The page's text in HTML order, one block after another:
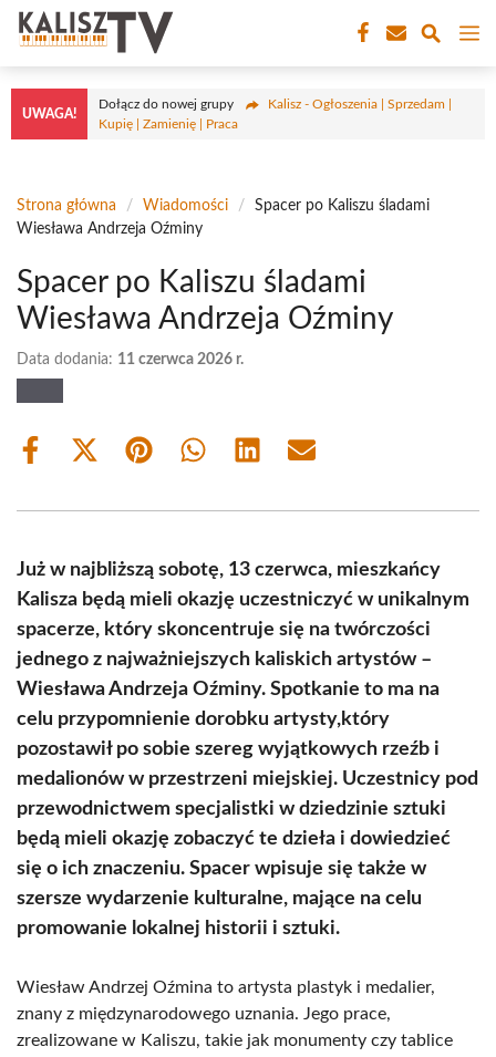
Przejdź
treści
UWAGA!
Dołącz do nowej grupy
Kalisz - Ogłoszenia | Sprzedam |
Kupię | Zamienię | Praca
Strona główna / Wiadomości /
Spacer po Kaliszu śladami
Wiesława Andrzeja Oźminy
Spacer po Kaliszu śladami
Wiesława Andrzeja Oźminy
Data dodania: 11 czerwca 2026 r.
Share
Share
(Twitter)
Share Share Share Share
Już w najbliższą sobotę, 13 czerwca, mieszkańcy
Kalisza będą mieli okazję uczestniczyć w unikalnym
spacerze, który skoncentruje się na twórczości
jednego z najważniejszych kaliskich artystów –
Wiesława Andrzeja Oźminy. Spotkanie to ma na
celu przypomnienie dorobku artysty,który
pozostawił po sobie szereg wyjątkowych rzeźb i
medalionów w przestrzeni miejskiej. Uczestnicy pod
przewodnictwem specjalistki w dziedzinie sztuki
będą mieli okazję zobaczyć te dzieła i dowiedzieć
się o ich znaczeniu. Spacer wpisuje się także w
szersze wydarzenie kulturalne, mające na celu
promowanie lokalnej historii i sztuki.
Wiesław Andrzej Oźmina to artysta plastyk i medalier,
znany z międzynarodowego uznania. Jego prace,
zrealizowane w Kaliszu, takie jak monumenty czy tablice